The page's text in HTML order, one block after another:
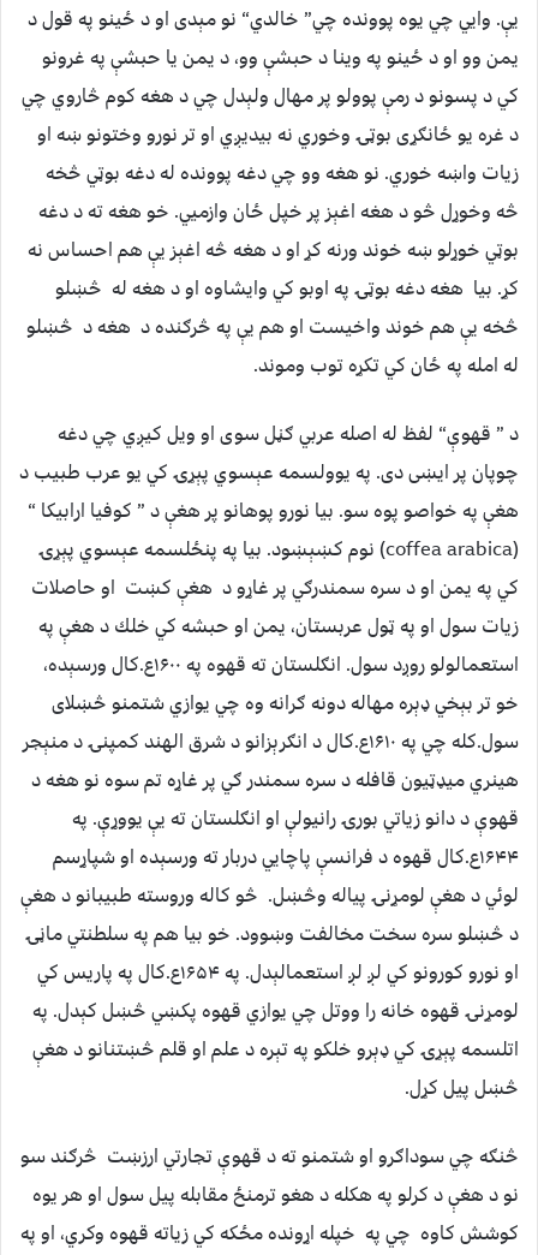
يې. وايي چي يوه پوونده چي” خالدي“ نو مېدى او د ځينو په قول د
يمن وو او د ځينو په وينا د حبشې وو، د يمن يا حبشې په غرونو
كي د پسونو د رمې پوولو پر مهال ولېدل چي د هغه كوم څاروي چي
د غره يو ځانګړى بوټۍ وخوري نه بيديږي او تر نورو وختونو ښه او
زيات واښه خوري. نو هغه وو چي دغه پوونده له دغه بوټي څخه
څه وخوړل څو د هغه اغېز پر خپل ځان وازميي. خو هغه ته د دغه
بوټي خوړلو ښه خوند ورنه كړ او د هغه څه اغېز يې هم احساس نه
كړ. بيا هغه دغه بوټۍ په اوبو كي وايشاوه او د هغه له څښلو
څخه يې هم خوند واخيست او هم يې په څرګنده د هغه د څښلو
له امله په ځان كي تكړه توب وموند.
د ” قهوې“ لفظ له اصله عربي ګڼل سوى او ويل كيږي چي دغه
چوپان پر ايښى دى. په يوولسمه عېسوي پېړۍ كي يو عرب طبيب د
هغې په خواصو پوه سو. بيا نورو پوهانو پر هغې د ” كوفيا ارابيكا “
(coffea arabica) نوم كښېښود. بيا په پنځلسمه عېسوي پېړۍ
كي په يمن او د سره سمندرګي پر غاړو د هغې كښت او حاصلات
زيات سول او په ټول عربستان، يمن او حبشه كي خلك د هغې په
استعمالولو روږد سول. انګلستان ته قهوه په ۱۶۰۰ع.كال ورسېده،
خو تر بېخي ډېره مهاله دونه ګرانه وه چي يوازي شتمنو څښلاى
سول.كله چي په ۱۶۱۰ع.كال د انګرېزانو د شرق الهند كمپنۍ د منېجر
هينري ميډټيون قافله د سره سمندر ګي پر غاړه تم سوه نو هغه د
قهوې د دانو زياتي بورۍ رانيولې او انګلستان ته يې يووړې. په
۱۶۴۴ع.كال قهوه د فرانسې پاچايي دربار ته ورسېده او شپاړسم
لوئي د هغې لومړنۍ پياله وڅښل. څو كاله وروسته طبيبانو د هغې
د څښلو سره سخت مخالفت وښوود. خو بيا هم په سلطنتي ماڼۍ
او نورو كورونو كي لږ لږ استعمالېدل. په ۱۶۵۴ع.كال په پاريس كي
لومړنۍ قهوه خانه را ووتل چي يوازي قهوه پكښي څښل كېدل. په
اتلسمه پېړۍ كي ډېرو خلكو په تېره د علم او قلم څښتنانو د هغې
څښل پيل كړل.
څنګه چي سوداګرو او شتمنو ته د قهوې تجارتي ارزښت څرګند سو
نو د هغې د كرلو په هكله د هغو ترمنځ مقابله پيل سول او هر يوه
كوشش كاوه چي په خپله اړونده مځكه كي زياته قهوه وكري، او په